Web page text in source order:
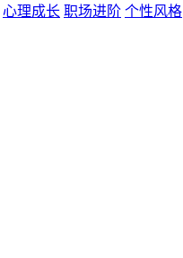
心理成长 职场进阶 个性风格